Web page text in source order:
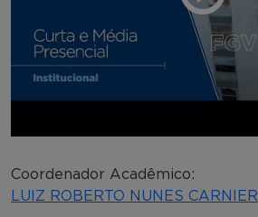
Coordenador Acadêmico:
LUIZ ROBERTO NUNES CARNIER